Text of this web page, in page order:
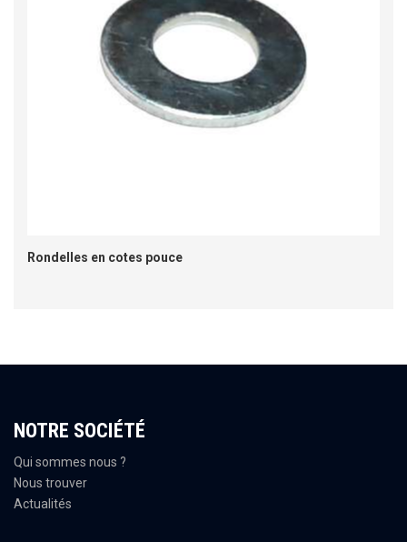
Rondelles en cotes pouce
NOTRE SOCIÉTÉ
Qui sommes nous ?
Nous trouver
Actualités